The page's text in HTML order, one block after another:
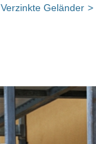
Verzinkte Geländer >